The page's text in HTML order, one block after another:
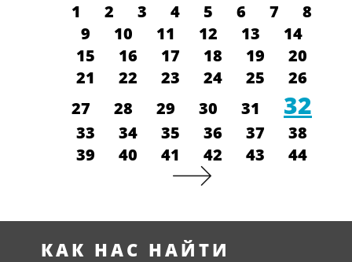
1 2 3 4 5 6 7
8
9
10 11 12 13
14
15
16 17 18 19
20
21
22 23 24 25
26
27
28 29 30 31 32
33 34 35 36 37
38
39
40 41 42 43 44
КАК НАС НАЙТИ